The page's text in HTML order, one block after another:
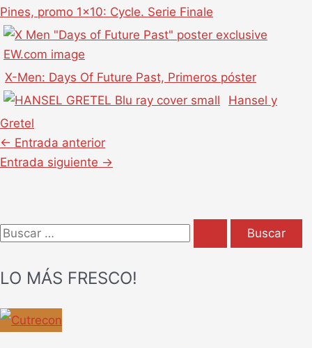
Pines, promo 1×10: Cycle. Serie Finale
X-Men: Days Of Future Past, Primeros póster
Hansel y
Gretel
← Entrada anterior
Entrada siguiente →
B
LO MÁS FRESCO!